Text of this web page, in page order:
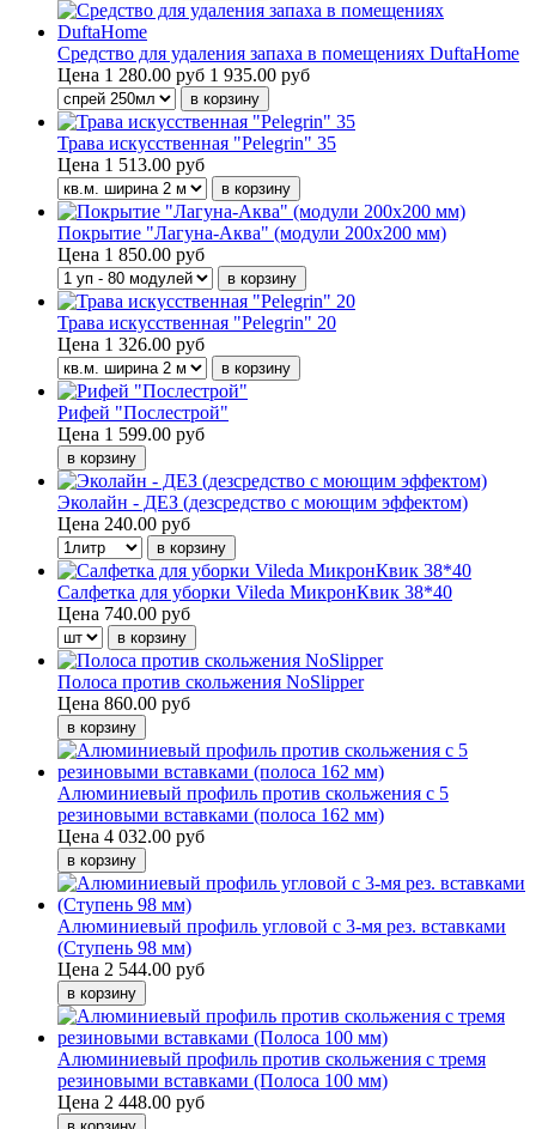
Средство для удаления запаха в помещениях DuftaHome
Цена 1 280.00 руб 1 935.00 руб
Трава искусственная "Pelegrin" 35
Цена 1 513.00 руб
Покрытие "Лагуна-Аква" (модули 200х200 мм)
Цена 1 850.00 руб
Трава искусственная "Pelegrin" 20
Цена 1 326.00 руб
Рифей "Послестрой"
Цена 1 599.00 руб
Эколайн - ДЕЗ (дезсредство с моющим эффектом)
Цена 240.00 руб
Салфетка для уборки Vileda МикронКвик 38*40
Цена 740.00 руб
Полоса против скольжения NoSlipper
Цена 860.00 руб
Алюминиевый профиль против скольжения с 5
резиновыми вставками (полоса 162 мм)
Цена 4 032.00 руб
Алюминиевый профиль угловой с 3-мя рез. вставками
(Ступень 98 мм)
Цена 2 544.00 руб
Алюминиевый профиль против скольжения с тремя
резиновыми вставками (Полоса 100 мм)
Цена 2 448.00 руб